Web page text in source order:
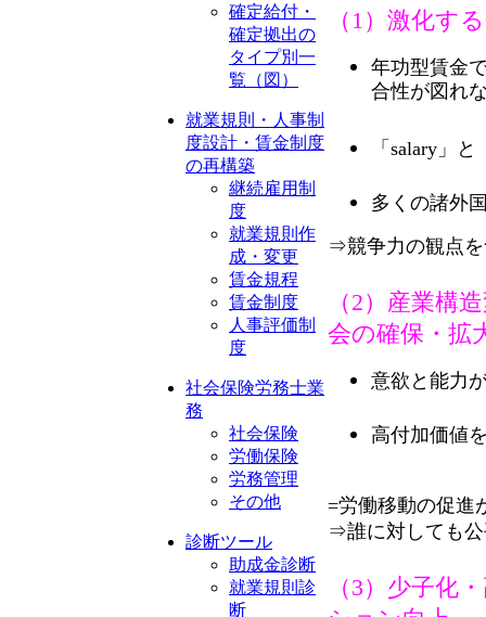
確定給付・
確定拠出の
タイプ別一
覧（図）
就業規則・人事制
度設計・賃金制度
の再構築
継続雇用制
度
就業規則作
成・変更
賃金規程
賃金制度
人事評価制
度
社会保険労務士業
務
社会保険
労働保険
労務管理
その他
診断ツール
助成金診断
就業規則診
断
（1）激化す
年功型賃金
合性が図れ
「salary」
多くの諸外
⇒競争力の観点
（2）産業構
会の確保・拡
意欲と能力
高付加価値
=労働移動の促進
⇒誰に対しても
（3）少子化